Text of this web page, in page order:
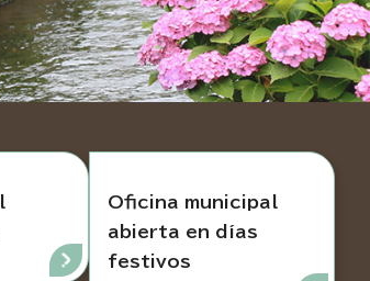
Oficina municipal
abierta en días
festivos